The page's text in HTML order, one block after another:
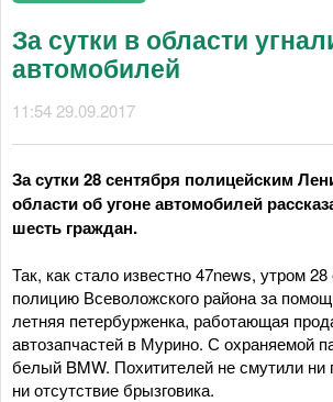
За сутки в области
автомобилей
11:54 29.09.2017
За сутки 28 сентября полицейским
области об угоне автомобилей
шесть граждан.
Так, как стало известно 47news, утром
полицию Всеволожского района за
летняя петербурженка, работающая
автозапчастей в Мурино. С охраняемой
белый BMW. Похитителей не смутили ни
ни отсутствие брызговика.